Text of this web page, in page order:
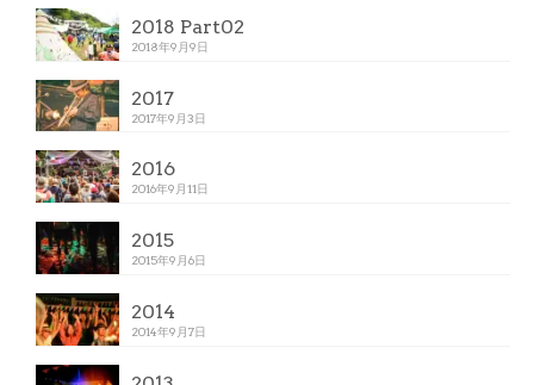
2018 Part02
2018年9月9日
2017
2017年9月3日
2016
2016年9月11日
2015
2015年9月6日
2014
2014年9月7日